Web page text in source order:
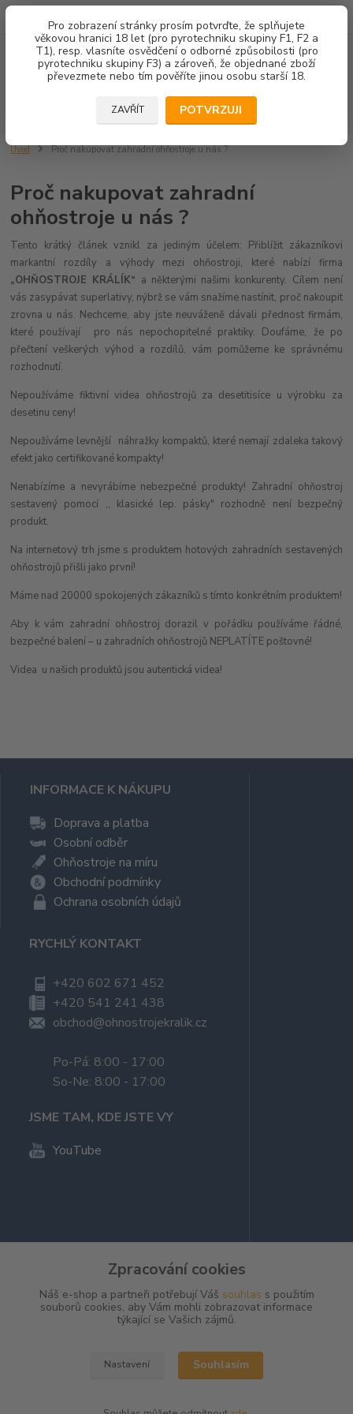
Pro zobrazení stránky prosím potvrďte, že splňujete
věkovou hranici 18 let (pro pyrotechniku skupiny F1, F2 a
T1), resp. vlasníte osvědčení o odborné způsobilosti (pro
pyrotechniku skupiny F3) a zároveň, že objednané zboží
převezmete nebo tím pověříte jinou osobu starší 18.
ZAVŘÍT POTVRZUJI
Menu
JSME TU PRO VÁS 8.00-14.00
Úvod Proč nakupovat zahradní ohňostroje u nás ?
Proč nakupovat zahradní
ohňostroje u nás ?
Tento krátký článek vznikl za jediným účelem: Přiblížit zákazníkovi
markantní rozdíly a výhody mezi ohňostroji, které nabízí firma
„OHŇOSTROJE KRÁLÍK“ a některými našimi konkurenty. Cílem není
vás zasypávat superlativy, nýbrž se vám snažíme nastínit, proč nakoupit
zrovna u nás. Nechceme, aby jste neuváženě dávali přednost firmám,
které používají pro nás nepochopitelné praktiky. Doufáme, že po
přečtení veškerých výhod a rozdílů, vám pomůžeme ke správnému
rozhodnutí.
Nepoužíváme fiktivní videa ohňostrojů za desetitisíce u výrobku za
desetinu ceny!
Nepoužíváme levnější náhražky kompaktů, které nemají zdaleka takový
efekt jako certifikované kompakty!
Nenabízíme a nevyrábíme nebezpečné produkty! Zahradní ohňostroj
sestavený pomocí ,, klasické lep. pásky" rozhodně není bezpečný
produkt.
Na internetový trh jsme s produktem hotových zahradních sestavených
ohňostrojů přišli jako první!
Máme nad 20000 spokojených zákazníků s tímto konkrétním produktem!
Aby k vám zahradní ohňostroj dorazil v pořádku používáme řádné,
bezpečné balení – u zahradních ohňostrojů NEPLATÍTE poštovné!
Videa u našich produktů jsou autentická videa!
INFORMACE K NÁKUPU
Doprava a platba
Osobní odběr
Ohňostroje na míru
Obchodní podmínky
Ochrana osobních údajů
RYCHLÝ KONTAKT
+420 602 671 452
+420 541 241 438
obchod@ohnostrojekralik.cz
Po-Pá: 8:00 - 17:00
So-Ne: 8:00 - 17:00
JSME TAM, KDE JSTE VY
YouTube
Kvalitní nabídka ohňostrojů a
Zpracování cookies
Náš e-shop a partneři potřebují Váš souhlas s použitím
souborů cookies, aby Vám mohli zobrazovat informace
týkající se Vašich zájmů.
Nastavení Souhlasím